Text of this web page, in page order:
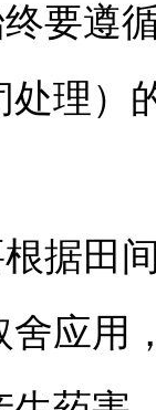
遵循
处理
田间
应用